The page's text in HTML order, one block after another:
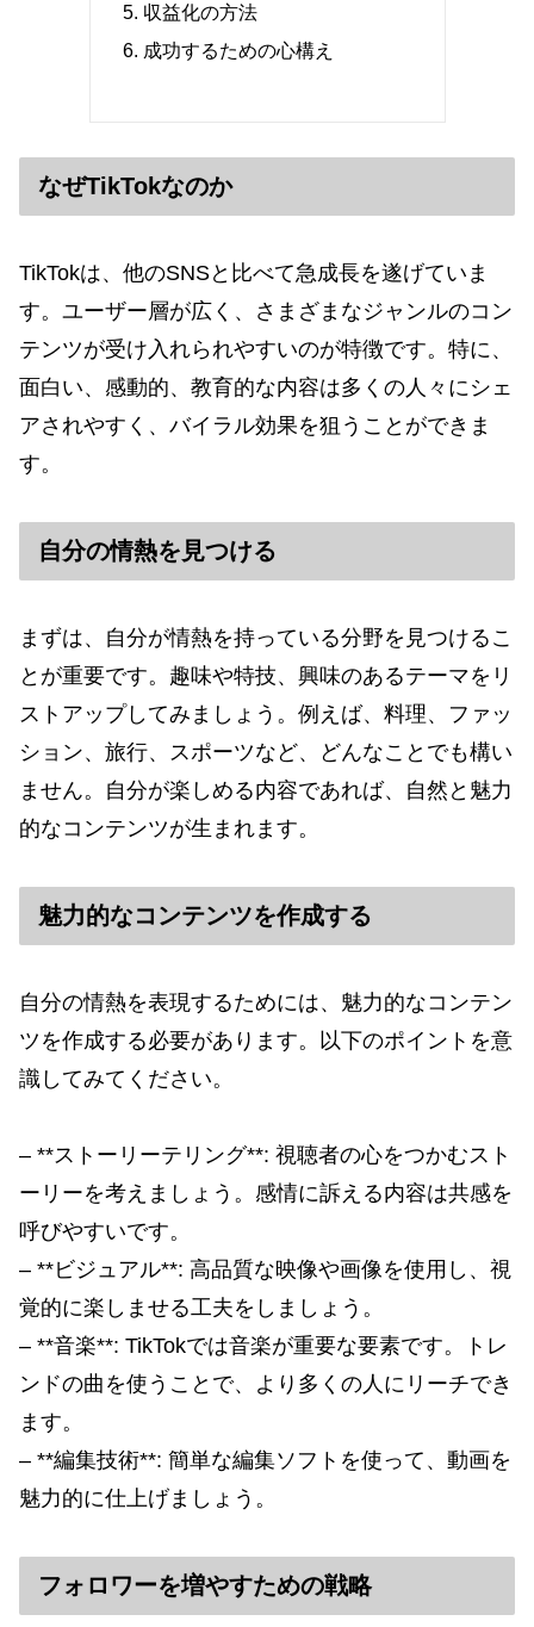
収益化の方法
成功するための心構え
なぜTikTokなのか
TikTokは、他のSNSと比べて急成長を遂げていま
す。ユーザー層が広く、さまざまなジャンルのコン
テンツが受け入れられやすいのが特徴です。特に、
面白い、感動的、教育的な内容は多くの人々にシェ
アされやすく、バイラル効果を狙うことができま
す。
自分の情熱を見つける
まずは、自分が情熱を持っている分野を見つけるこ
とが重要です。趣味や特技、興味のあるテーマをリ
ストアップしてみましょう。例えば、料理、ファッ
ション、旅行、スポーツなど、どんなことでも構い
ません。自分が楽しめる内容であれば、自然と魅力
的なコンテンツが生まれます。
魅力的なコンテンツを作成する
自分の情熱を表現するためには、魅力的なコンテン
ツを作成する必要があります。以下のポイントを意
識してみてください。
– **ストーリーテリング**: 視聴者の心をつかむスト
ーリーを考えましょう。感情に訴える内容は共感を
呼びやすいです。
– **ビジュアル**: 高品質な映像や画像を使用し、視
覚的に楽しませる工夫をしましょう。
– **音楽**: TikTokでは音楽が重要な要素です。トレ
ンドの曲を使うことで、より多くの人にリーチでき
ます。
– **編集技術**: 簡単な編集ソフトを使って、動画を
魅力的に仕上げましょう。
フォロワーを増やすための戦略